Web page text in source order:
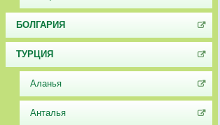
БОЛГАРИЯ
ТУРЦИЯ
Аланья
Анталья